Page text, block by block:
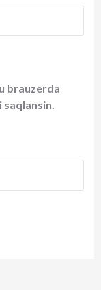
brauzerda
saqlansin.